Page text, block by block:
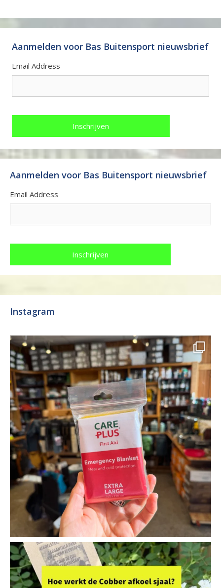
Aanmelden voor Bas Buitensport nieuwsbrief
Email Address
Aanmelden voor Bas Buitensport nieuwsbrief
Email Address
Instagram